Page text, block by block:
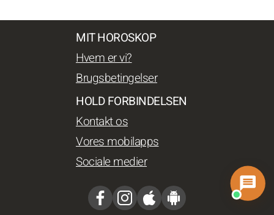
MIT HOROSKOP
Hvem er vi?
Brugsbetingelser
HOLD FORBINDELSEN
Kontakt os
Vores mobilapps
Sociale medier